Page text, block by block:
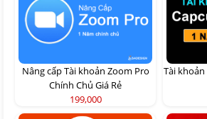
Nâng cấp Tài khoản Zoom Pro
Chính Chủ Giá Rẻ
199,000
Tài